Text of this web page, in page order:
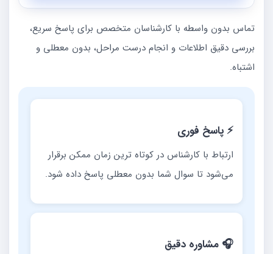
تماس بدون واسطه با کارشناسان متخصص برای پاسخ سریع،
بررسی دقیق اطلاعات و انجام درست مراحل، بدون معطلی و
اشتباه.
⚡ پاسخ فوری
ارتباط با کارشناس در کوتاه ترین زمان ممکن برقرار
می‌شود تا سوال شما بدون معطلی پاسخ داده شود.
🎧 مشاوره دقیق